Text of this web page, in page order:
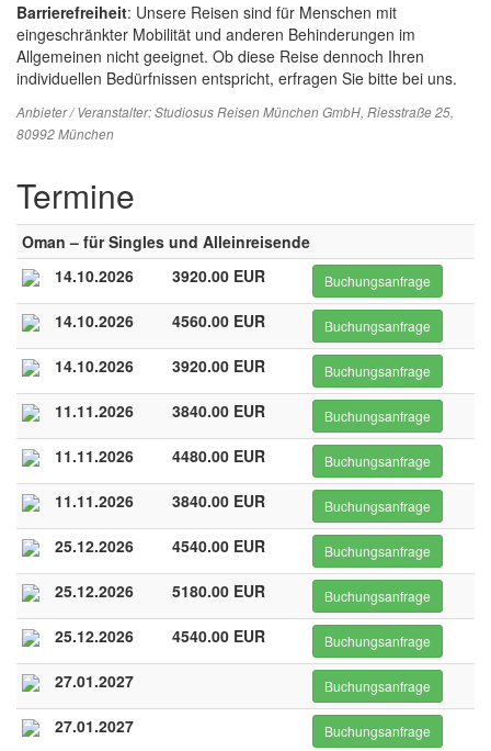
Barrierefreiheit: Unsere Reisen sind für Menschen mit
eingeschränkter Mobilität und anderen Behinderungen im
Allgemeinen nicht geeignet. Ob diese Reise dennoch Ihren
individuellen Bedürfnissen entspricht, erfragen Sie bitte bei uns.
Anbieter / Veranstalter:Studiosus Reisen München GmbH, Riesstraße 25,
80992 München
Termine
Oman – für Singles und Alleinreisende
14.10.2026
3920.00 EUR Buchungsanfrage
14.10.2026 4560.00 EUR Buchungsanfrage
14.10.2026 3920.00 EUR Buchungsanfrage
11.11.2026 3840.00 EUR Buchungsanfrage
11.11.2026 4480.00 EUR Buchungsanfrage
11.11.2026 3840.00 EUR Buchungsanfrage
25.12.2026 4540.00 EUR Buchungsanfrage
25.12.2026 5180.00 EUR Buchungsanfrage
25.12.2026 4540.00 EUR Buchungsanfrage
27.01.2027 Buchungsanfrage
27.01.2027 Buchungsanfrage